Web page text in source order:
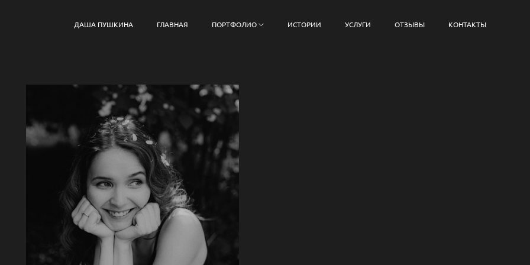
ДАША ПУШКИНА ГЛАВНАЯ ПОРТФОЛИО ИСТОРИИ УСЛУГИ ОТЗЫВЫ КОНТАКТЫ